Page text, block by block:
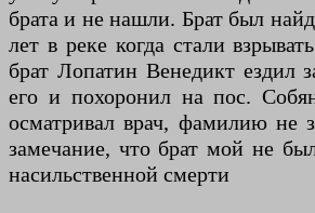
брата и не нашли. Брат был
лет в реке когда стали
брат Лопатин Венедикт ездил
его и похоронил на пос.
осматривал врач, фамилию не
замечание, что брат мой не
насильственной смерти